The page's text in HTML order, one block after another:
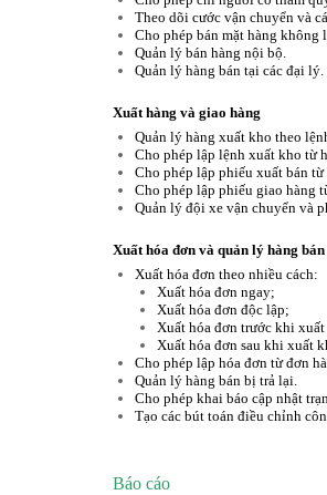
Theo dõi cước vận chuyển và
Cho phép bán mặt hàng không
Quản lý bán hàng nội bộ.
Quản lý hàng bán tại các đại lý.
Xuất hàng và giao hàng
Quản lý hàng xuất kho theo
Cho phép lập lệnh xuất kho từ
Cho phép lập phiếu xuất bán
Cho phép lập phiếu giao hàng
Quản lý đội xe vận chuyển và
Xuất hóa đơn và quản lý hàng
Xuất hóa đơn theo nhiều cách:
Xuất hóa đơn ngay;
Xuất hóa đơn độc lập;
Xuất hóa đơn trước khi
Xuất hóa đơn sau khi xuất
Cho phép lập hóa đơn từ đơn
Quản lý hàng bán bị trả lại.
Cho phép khai báo cập nhật
Tạo các bút toán điều chỉnh
Báo cáo